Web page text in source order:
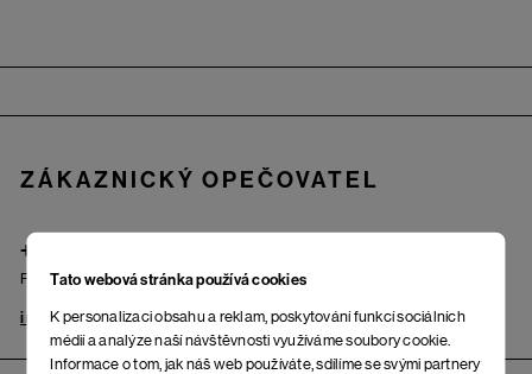
Tato webová stránka používá cookies
K personalizaci obsahu a reklam, poskytování funkcí sociálních
médií a analýze naší návštěvnosti využíváme soubory cookie.
Informace o tom, jak náš web používáte, sdílíme se svými partnery
ZÁKAZNICKÝ OPEČOVATEL
+420 725 222 121
Po – Pá: od 9.00 do 17.00 hod.
info@woox.cz Kontakt